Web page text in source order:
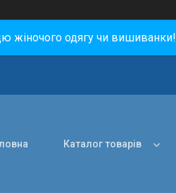
жіночого одягу чи вишиванки!
Каталог товарів